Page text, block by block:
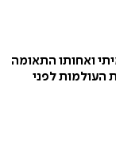
ואחותו התאומה
העולמות לפני